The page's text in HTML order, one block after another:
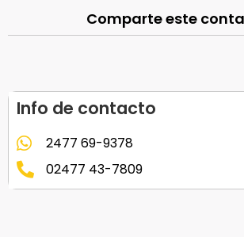
Comparte este
Info de contacto
2477 69-9378
02477 43-7809